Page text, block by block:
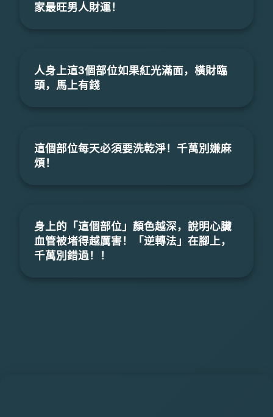
家最旺男人財運！
人身上這3個部位如果紅光滿面，橫財臨
頭，馬上有錢
這個部位每天必須要洗乾淨！千萬別嫌麻
煩！
身上的「這個部位」顏色越深，說明心臟
血管被堵得越厲害！「逆轉法」在腳上，
千萬別錯過！！